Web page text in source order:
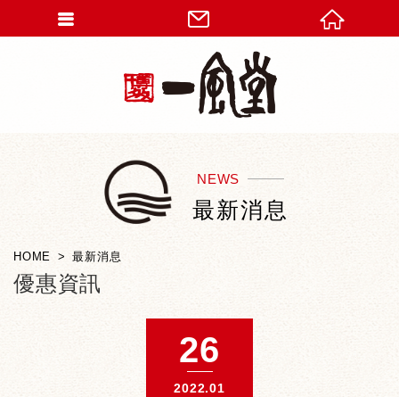
NEWS
最新消息
HOME 最新消息
優惠資訊
26
2022.01